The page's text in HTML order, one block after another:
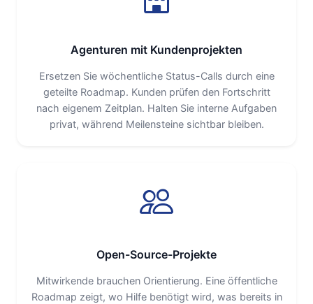
Agenturen mit Kundenprojekten
Ersetzen Sie wöchentliche Status-Calls durch eine
geteilte Roadmap. Kunden prüfen den Fortschritt
nach eigenem Zeitplan. Halten Sie interne Aufgaben
privat, während Meilensteine sichtbar bleiben.
Open-Source-Projekte
Mitwirkende brauchen Orientierung. Eine öffentliche
Roadmap zeigt, wo Hilfe benötigt wird, was bereits in